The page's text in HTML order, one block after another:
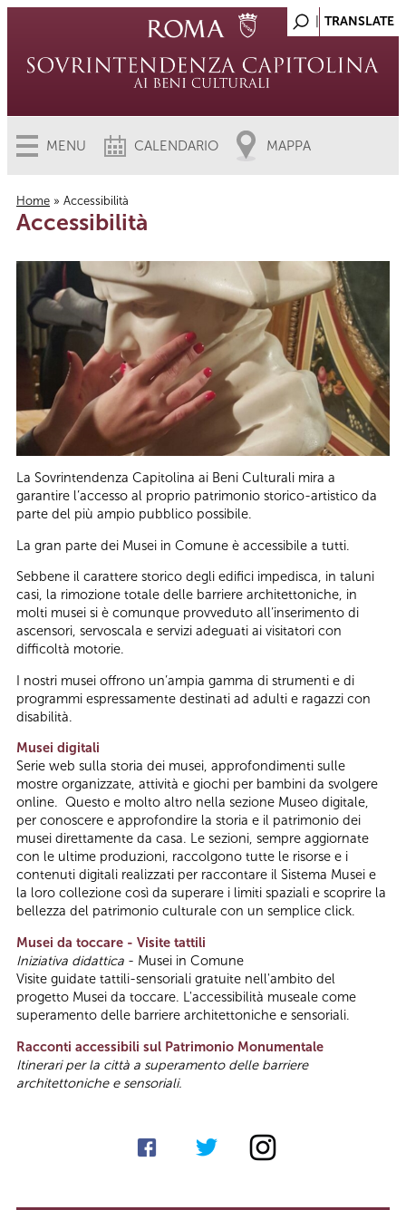
MENU CALENDARIO MAPPA
Tu sei qui
Home » Accessibilità
Accessibilità
La Sovrintendenza Capitolina ai Beni Culturali mira a
garantire l’accesso al proprio patrimonio storico-artistico da
parte del più ampio pubblico possibile.
La gran parte dei Musei in Comune è accessibile a tutti.
Sebbene il carattere storico degli edifici impedisca, in taluni
casi, la rimozione totale delle barriere architettoniche, in
molti musei si è comunque provveduto all’inserimento di
ascensori, servoscala e servizi adeguati ai visitatori con
difficoltà motorie.
I nostri musei offrono un’ampia gamma di strumenti e di
programmi espressamente destinati ad adulti e ragazzi con
disabilità.
Musei digitali
Serie web sulla storia dei musei, approfondimenti sulle
mostre organizzate, attività e giochi per bambini da svolgere
online. Questo e molto altro nella sezione Museo digitale,
per conoscere e approfondire la storia e il patrimonio dei
musei direttamente da casa. Le sezioni, sempre aggiornate
con le ultime produzioni, raccolgono tutte le risorse e i
contenuti digitali realizzati per raccontare il Sistema Musei e
la loro collezione così da superare i limiti spaziali e scoprire la
bellezza del patrimonio culturale con un semplice click.
Musei da toccare - Visite tattili
Iniziativa didattica - Musei in Comune
Visite guidate tattili-sensoriali gratuite nell'ambito del
progetto Musei da toccare. L'accessibilità museale come
superamento delle barriere architettoniche e sensoriali.
Racconti accessibili sul Patrimonio Monumentale
Itinerari per la città a superamento delle barriere
architettoniche e sensoriali.